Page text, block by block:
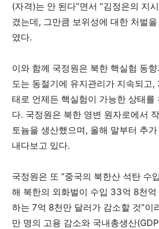
(자격)는 안 된다”면서 “김정은의 지
겼는데, 그만큼 보위성에 대한 처벌
였다.
이와 함께 국정원은 북한 핵실험 동
도는 동절기에 유지관리가 지속되고
태로 언제든 핵실험이 가능한 상태를
다. 국정원은 북한 영변 원자로에서
토늄을 생산했으며, 올해 말부터 추
내다보고 있다.
국정원은 또 “중국의 북한산 석탄 수
해 북한의 외화벌이 수입 33억 8천
하는 7억 8천만 달러가 감소할 것”이
만 명의 고용 감소와 국내총생산